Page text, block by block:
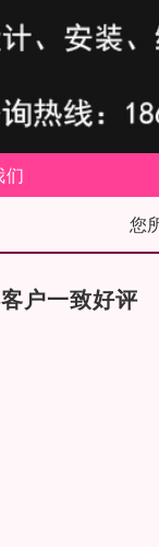
们
您
户一致好评